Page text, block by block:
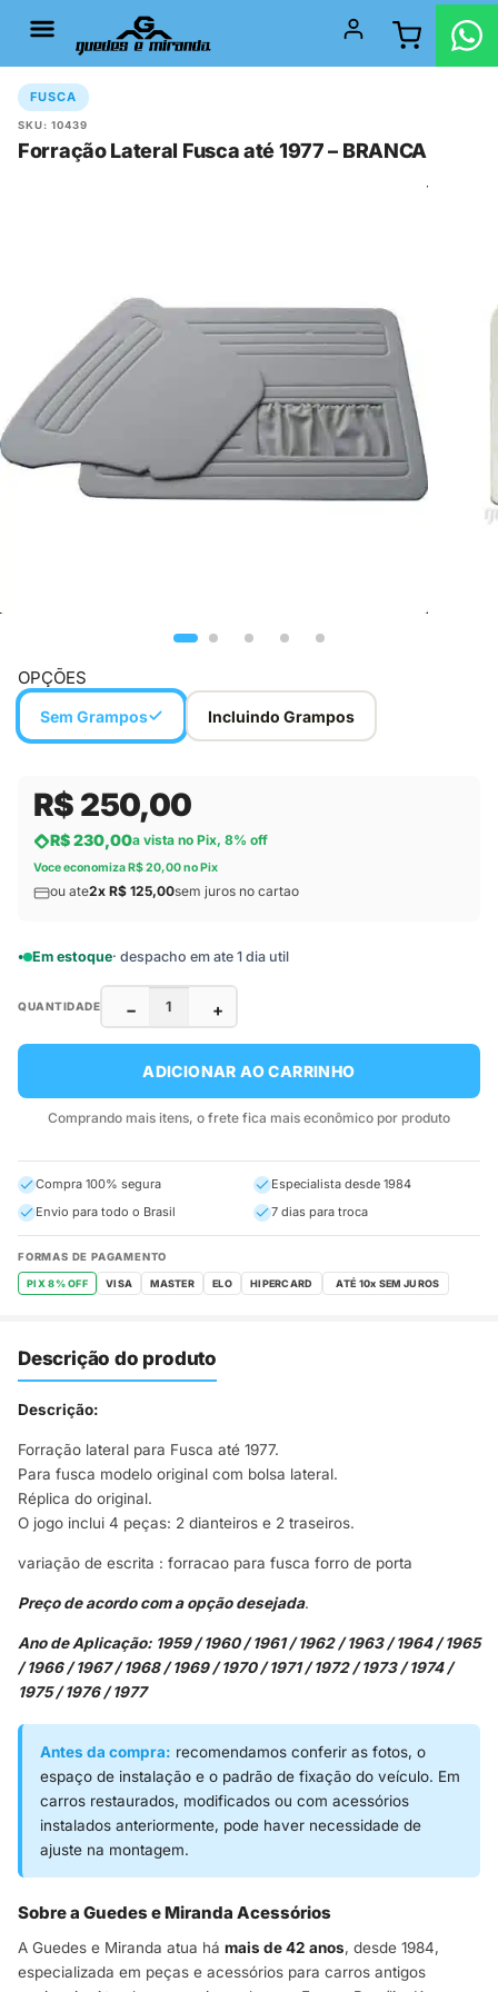
FUSCA
SKU: 10439
Forração Lateral Fusca até 1977 – BRANCA
R$ 250,00
R$ 230,00a vista no Pix, 8% off
Voce economiza R$ 20,00 no Pix
ou ate2x R$ 125,00sem juros no cartao
Em estoque· despacho em ate 1 dia util
OPÇÕES
Sem Grampos Incluindo Grampos
QUANTIDADE − +
ADICIONAR AO CARRINHO
Comprando mais itens, o frete fica mais econômico por produto
Compra 100% segura
Especialista desde 1984
Envio para todo o Brasil
7 dias para troca
FORMAS DE PAGAMENTO
PIX 8% OFF VISA MASTER ELO HIPERCARD
Descrição do produto
Descrição:
Forração lateral para Fusca até 1977.
Para fusca modelo original com bolsa lateral.
Réplica do original.
O jogo inclui 4 peças: 2 dianteiros e 2 traseiros.
variação de escrita : forracao para fusca forro de porta
Preço de acordo com a opção desejada.
Ano de Aplicação: 1959 / 1960 / 1961 / 1962 / 1963 / 1964 / 1965
/ 1966 / 1967 / 1968 / 1969 / 1970 / 1971 / 1972 / 1973 / 1974 /
1975 / 1976 / 1977
Antes da compra: recomendamos conferir as fotos, o
espaço de instalação e o padrão de fixação do veículo. Em
carros restaurados, modificados ou com acessórios
instalados anteriormente, pode haver necessidade de
ajuste na montagem.
Sobre a Guedes e Miranda Acessórios
A Guedes e Miranda atua há mais de 42 anos, desde 1984,
especializada em peças e acessórios para carros antigos